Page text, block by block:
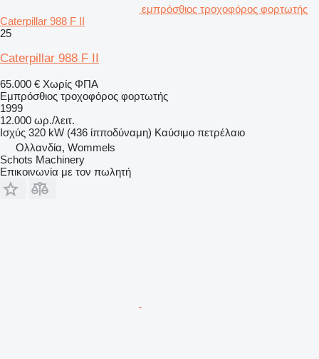
εμπρόσθιος τροχοφόρος φορτωτής
Caterpillar 988 F II
25
Caterpillar 988 F II
65.000 € Χωρίς ΦΠΑ
Εμπρόσθιος τροχοφόρος φορτωτής
1999
12.000 ωρ./λειτ.
Ισχύς 320 kW (436 ίπποδύναμη) Καύσιμο πετρέλαιο
Ολλανδία, Wommels
Schots Machinery
Επικοινωνία με τον πωλητή